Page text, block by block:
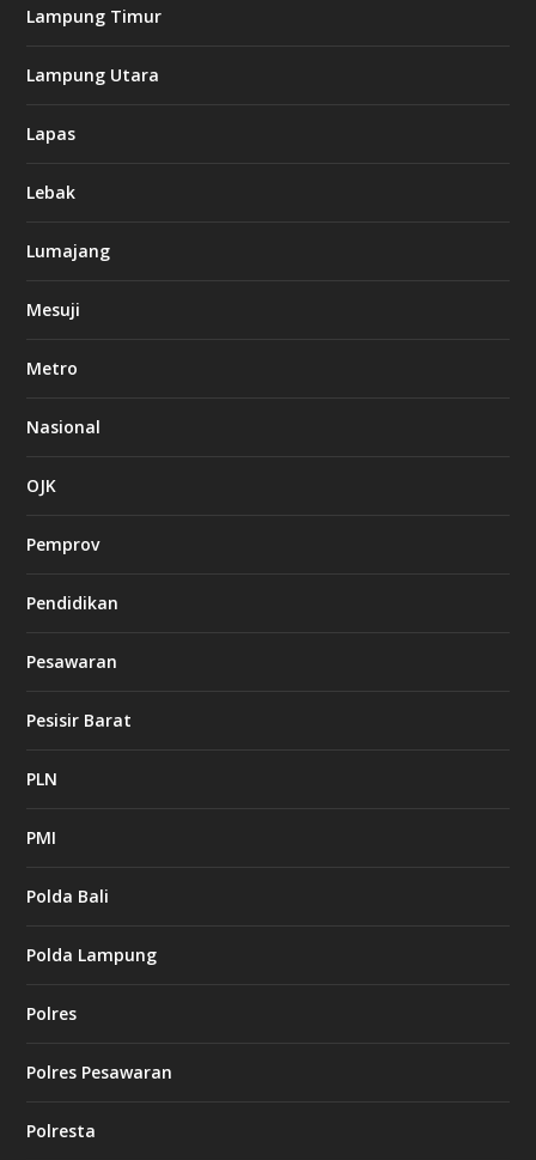
Lampung Timur
Lampung Utara
Lapas
Lebak
Lumajang
Mesuji
Metro
Nasional
OJK
Pemprov
Pendidikan
Pesawaran
Pesisir Barat
PLN
PMI
Polda Bali
Polda Lampung
Polres
Polres Pesawaran
Polresta